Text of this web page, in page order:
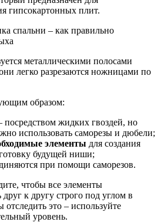
гипсокартонных плит.
спальни – как правильно
металлическими полосами
легко разрезаются ножницами по
образом:
посредством жидких гвоздей, но
использовать саморезы и дюбели;
элементы для создания
будущей ниши;
при помощи саморезов.
чтобы все элементы
друг к другу строго под углом в
отследить это – используйте
уровень.